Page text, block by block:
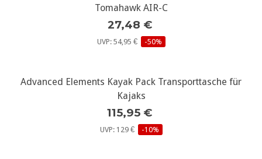
Tomahawk AIR-C
27,48 €
UVP: 54,95 € -50%
Advanced Elements Kayak Pack Transporttasche für
Kajaks
115,95 €
UVP: 129 € -10%